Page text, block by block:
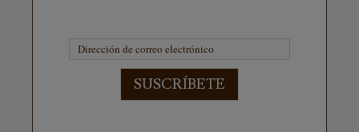
SUSCRÍBETE